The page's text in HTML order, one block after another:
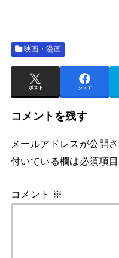
映画・漫画
ポスト シェア
コメントを残す
メールアドレスが公開
付いている欄は必須項
コメント ※